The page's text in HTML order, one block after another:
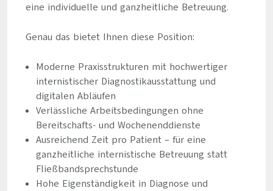
eine individuelle und ganzheitliche Betreuung.
Genau das bietet Ihnen diese Position:
Moderne Praxisstrukturen mit hochwertiger
internistischer Diagnostikausstattung und
digitalen Abläufen
Verlässliche Arbeitsbedingungen ohne
Bereitschafts- und Wochenenddienste
Ausreichend Zeit pro Patient – für eine
ganzheitliche internistische Betreuung statt
Fließbandsprechstunde
Hohe Eigenständigkeit in Diagnose und